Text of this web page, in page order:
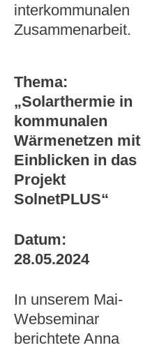
interkommunalen
Zusammenarbeit.
Thema:
„Solarthermie in
kommunalen
Wärmenetzen mit
Einblicken in das
Projekt
SolnetPLUS“
Datum:
28.05.2024
In unserem Mai-
Webseminar
berichtete Anna